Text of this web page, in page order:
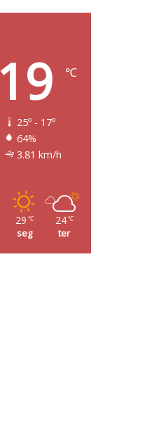
19 ℃
25º - 17º
64%
3.81 km/h
29 ℃
seg
24 ℃
ter